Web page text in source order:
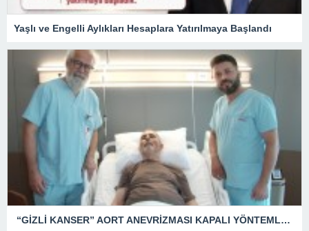
Yaşlı ve Engelli Aylıkları Hesaplara Yatırılmaya Başlandı
“GİZLİ KANSER” AORT ANEVRİZMASI KAPALI YÖNTEMLE TEDAVİ EDİLDİ